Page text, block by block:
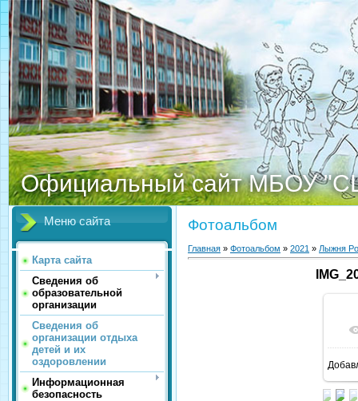
Официальный сайт МБОУ
Меню сайта
Карта сайта
Сведения об
образовательной
организации
Сведения об
организации отдыха
детей и их
оздоровлении
Информационная
безопасность
Фотоальбом
Главная » Фотоальбом » 2021 » Лыжня